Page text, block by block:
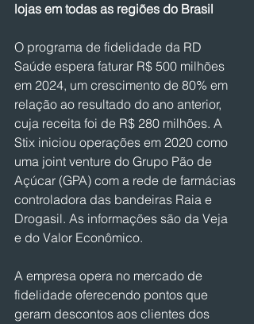
lojas em todas as regiões do Brasil
O programa de fidelidade da RD
Saúde espera faturar R$ 500 milhões
em 2024, um crescimento de 80% em
relação ao resultado do ano anterior,
cuja receita foi de R$ 280 milhões. A
Stix iniciou operações em 2020 como
uma joint venture do Grupo Pão de
Açúcar (GPA) com a rede de farmácias
controladora das bandeiras Raia e
Drogasil. As informações são da Veja
e do Valor Econômico.
A empresa opera no mercado de
fidelidade oferecendo pontos que
geram descontos aos clientes dos